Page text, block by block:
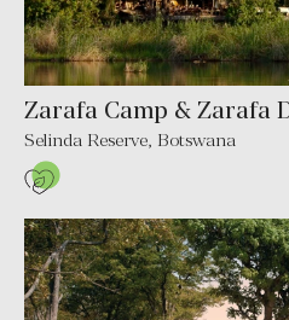
Zarafa Camp & Zarafa
Selinda Reserve, Botswana